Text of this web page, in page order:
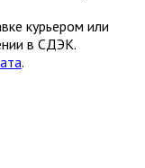
курьером или
в СДЭК.
.